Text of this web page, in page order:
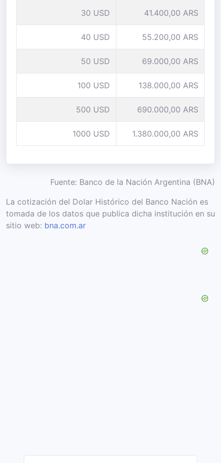
30 USD 41.400,00 ARS
40 USD 55.200,00 ARS
50 USD 69.000,00 ARS
100 USD 138.000,00 ARS
500 USD 690.000,00 ARS
1000 USD 1.380.000,00 ARS
Fuente: Banco de la Nación Argentina (BNA)
La cotización del Dolar Histórico del Banco Nación es
tomada de los datos que publica dicha institución en su
sitio web: bna.com.ar